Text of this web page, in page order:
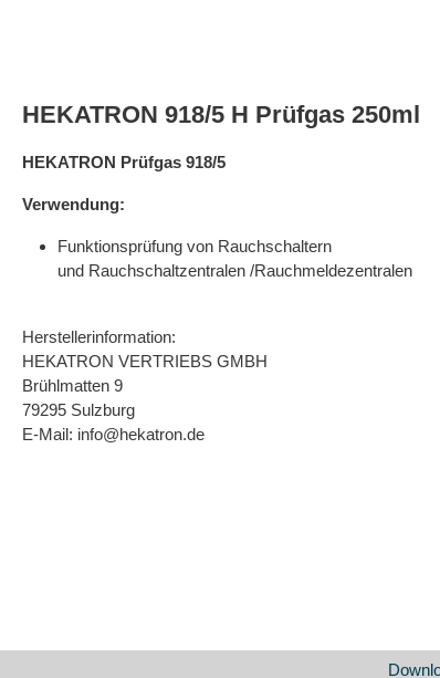
HEKATRON 918/5 H Prüfgas 250ml
HEKATRON Prüfgas 918/5
Verwendung:
Funktionsprüfung von Rauchschaltern
und Rauchschaltzentralen /Rauchmeldezentralen
Herstellerinformation:
HEKATRON VERTRIEBS GMBH
Brühlmatten 9
79295 Sulzburg
E-Mail: info@hekatron.de